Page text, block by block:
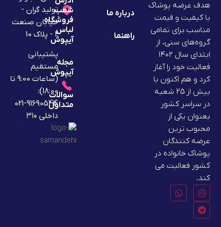
هدف عرضه پوشاک
با کیفیت و قیمت
مناسب برای تمامی
گروه‌های سنی، از
ابتدای سال ۱۴۰۲
فعالیت خود را آغاز
کرد و هم اکنون با
بیش از 25 شعبه
در سراسر کشور
بعنوان یکی از
محبوب ترین
عرضه کنندگان
پوشاک خانواده در
کشور فعالیت می
کند.
درباره ما
راهنما
شعب
فروشگاه
لباس
آیپوش
مجله
آیپوش
سوالات
متداول
تولید گران -
خیابان صنعت
2 - پلاک 10
پشتیبانی
مستقیم
(ساعات 9:00 تا
18:00):
91690544-021
داخلی ۳۱۰